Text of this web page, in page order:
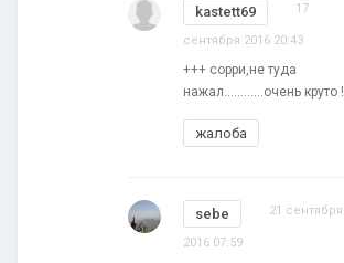
kastett69 17
сентября 2016 20:43
+++ сорри,не туда
нажал............очень круто !
жалоба
sebe 21 сентября
2016 07:59